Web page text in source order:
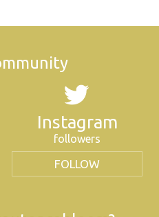
Instagram
followers
FOLLOW